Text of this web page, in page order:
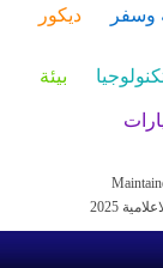
وسفر ديكور
بيئة